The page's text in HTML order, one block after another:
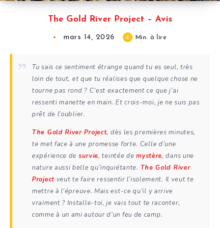
The Gold River Project – Avis
mars 14, 2026 4 Min. à lire
Tu sais ce sentiment étrange quand tu es seul, très
loin de tout, et que tu réalises que quelque chose ne
tourne pas rond ? C’est exactement ce que j’ai
ressenti manette en main. Et crois-moi, je ne suis pas
prêt de l’oublier.
The Gold River Project, dès les premières minutes,
te met face à une promesse forte. Celle d’une
expérience de survie, teintée demystère, dans une
nature aussi belle qu’inquiétante. The Gold River
Projectveut te faire ressentir l’isolement. Il veut te
mettre à l’épreuve. Mais est-ce qu’il y arrive
vraiment ? Installe-toi, je vais tout te raconter,
comme à un ami autour d’un feu de camp.